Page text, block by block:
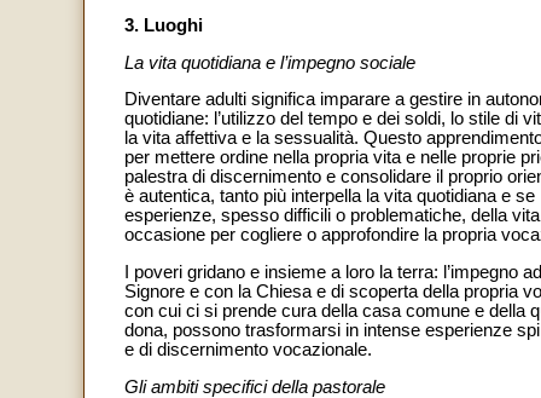
3. Luoghi
La vita quotidiana e l’impegno sociale
Diventare adulti significa imparare a gestire in
quotidiane: l’utilizzo del tempo e dei soldi, lo stile di
la vita affettiva e la sessualità. Questo
per mettere ordine nella propria vita e nelle proprie
palestra di discernimento e consolidare il proprio
è autentica, tanto più interpella la vita quotidiana e
esperienze, spesso difficili o problematiche, della
occasione per cogliere o approfondire la propria
I poveri gridano e insieme a loro la terra: l’impegno
Signore e con la Chiesa e di scoperta della propria
con cui ci si prende cura della casa comune e della
dona, possono trasformarsi in intense esperienze
e di discernimento vocazionale.
Gli ambiti specifici della pastorale